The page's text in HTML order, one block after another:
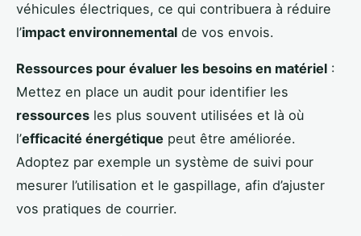
véhicules électriques, ce qui contribuera à réduire
l’impact environnemental de vos envois.
Ressources pour évaluer les besoins en matériel :
Mettez en place un audit pour identifier les
ressources les plus souvent utilisées et là où
l’efficacité énergétique peut être améliorée.
Adoptez par exemple un système de suivi pour
mesurer l’utilisation et le gaspillage, afin d’ajuster
vos pratiques de courrier.